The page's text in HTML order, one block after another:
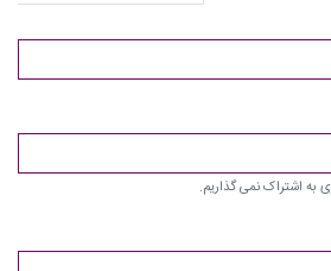
به اشتراک نمی گذاریم.